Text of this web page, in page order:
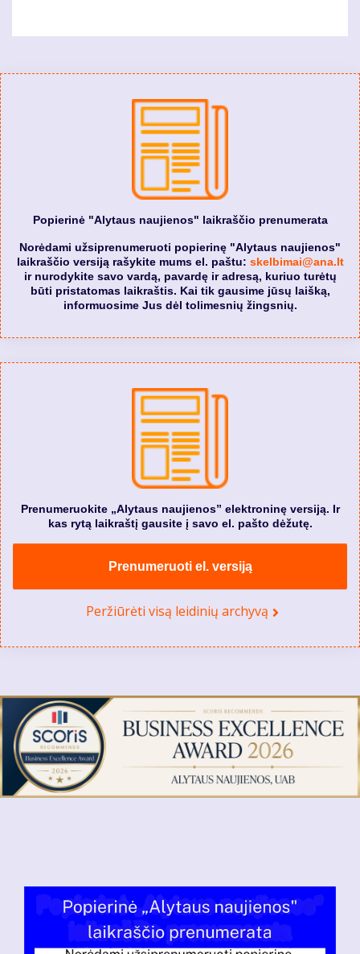
Popierinė "Alytaus naujienos" laikraščio prenumerata
Norėdami užsiprenumeruoti popierinę "Alytaus naujienos"
laikraščio versiją rašykite mums el. paštu: skelbimai@ana.lt
ir nurodykite savo vardą, pavardę ir adresą, kuriuo turėtų
būti pristatomas laikraštis. Kai tik gausime jūsų laišką,
informuosime Jus dėl tolimesnių žingsnių.
Prenumeruokite „Alytaus naujienos” elektroninę versiją. Ir
kas rytą laikraštį gausite į savo el. pašto dėžutę.
Prenumeruoti el. versiją
Peržiūrėti visą leidinių archyvą